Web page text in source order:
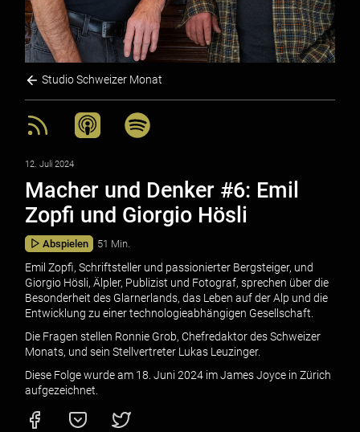
Studio Schweizer Monat
12. Juli 2024
Macher und Denker #6: Emil
Zopfi und Giorgio Hösli
Abspielen 51 Min.
Emil Zopfi, Schriftsteller und passionierter Bergsteiger, und
Giorgio Hösli, Älpler, Publizist und Fotograf, sprechen über die
Besonderheit des Glarnerlands, das Leben auf der Alp und die
Entwicklung zu einer technologieabhängigen Gesellschaft.
Die Fragen stellen Ronnie Grob, Chefredaktor des Schweizer
Monats, und sein Stellvertreter Lukas Leuzinger.
Diese Folge wurde am 18. Juni 2024 im James Joyce in Zürich
aufgezeichnet.